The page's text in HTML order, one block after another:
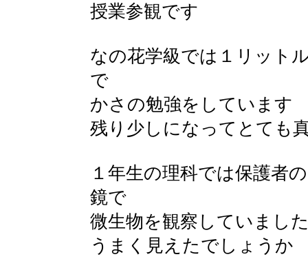
授業参観です
なの花学級では１リット
で
かさの勉強をしています
残り少しになってとても
１年生の理科では保護者
鏡で
微生物を観察していまし
うまく見えたでしょうか